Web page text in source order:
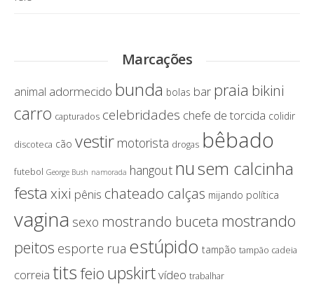
Marcações
animal adormecido bunda bolas bar praia bikini
carro capturados celebridades chefe de torcida colidir
discoteca cão vestir motorista drogas bêbado
futebol George Bush namorada hangout nusem calcinha
festa xixi pênis chateado calças mijando política
vagina sexo mostrando buceta mostrando
peitos esporte rua estúpido tampão tampão cadeia
correia titsfeio upskirtvídeo trabalhar